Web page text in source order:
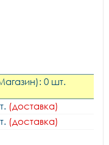
0 шт.
(доставка)
(доставка)